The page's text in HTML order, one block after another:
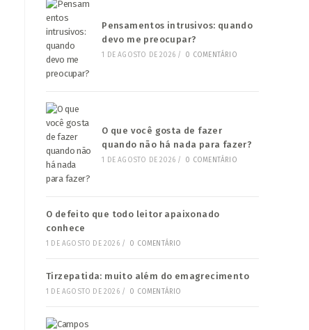
Pensamentos intrusivos: quando
devo me preocupar?
1 DE AGOSTO DE 2026 / 0 COMENTÁRIO
O que você gosta de fazer
quando não há nada para fazer?
1 DE AGOSTO DE 2026 / 0 COMENTÁRIO
O defeito que todo leitor apaixonado
conhece
1 DE AGOSTO DE 2026 / 0 COMENTÁRIO
Tirzepatida: muito além do emagrecimento
1 DE AGOSTO DE 2026 / 0 COMENTÁRIO